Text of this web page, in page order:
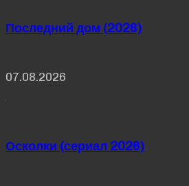
Последний дом (2026)
07.08.2026
Осколки (сериал 2026)